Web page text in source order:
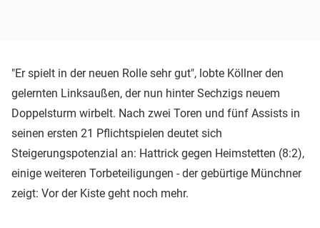
"Er spielt in der neuen Rolle sehr gut", lobte Köllner den
gelernten Linksaußen, der nun hinter Sechzigs neuem
Doppelsturm wirbelt. Nach zwei Toren und fünf Assists in
seinen ersten 21 Pflichtspielen deutet sich
Steigerungspotenzial an: Hattrick gegen Heimstetten (8:2),
einige weiteren Torbeteiligungen - der gebürtige Münchner
zeigt: Vor der Kiste geht noch mehr.